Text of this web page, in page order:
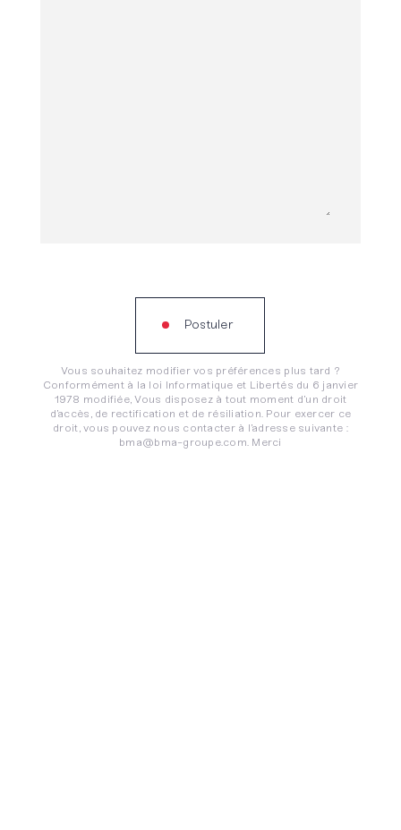
Postuler
Vous souhaitez modifier vos préférences plus tard ?
Conformément à la loi Informatique et Libertés du 6 janvier
1978 modifiée, Vous disposez à tout moment d’un droit
d’accès, de rectification et de résiliation. Pour exercer ce
droit, vous pouvez nous contacter à l’adresse suivante :
bma@bma-groupe.com. Merci